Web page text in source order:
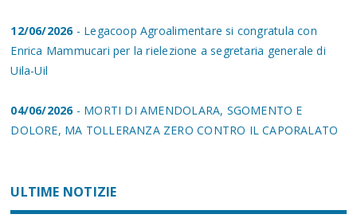
12/06/2026- Legacoop Agroalimentare si congratula con
Enrica Mammucari per la rielezione a segretaria generale di
Uila-Uil
04/06/2026- MORTI DI AMENDOLARA, SGOMENTO E
DOLORE, MA TOLLERANZA ZERO CONTRO IL CAPORALATO
ULTIME NOTIZIE